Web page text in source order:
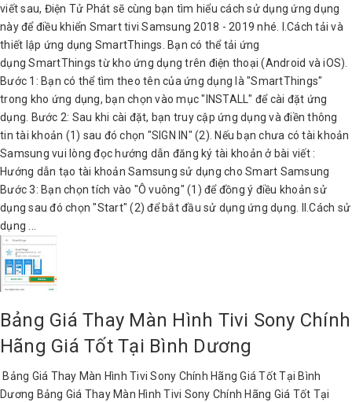
viết sau, Điện Tử Phát sẽ cùng bạn tìm hiểu cách sử dụng ứng dụng
này để điều khiển Smart tivi Samsung 2018 - 2019 nhé. I.Cách tải và
thiết lập ứng dụng SmartThings. Bạn có thể tải ứng
dụng SmartThings từ kho ứng dụng trên điện thoại (Android và iOS).
Bước 1: Bạn có thể tìm theo tên của ứng dụng là "SmartThings"
trong kho ứng dụng, bạn chọn vào mục "INSTALL" để cài đặt ứng
dụng. Bước 2: Sau khi cài đặt, bạn truy cập ứng dụng và điền thông
tin tài khoản (1) sau đó chọn "SIGN IN" (2). Nếu bạn chưa có tài khoản
Samsung vui lòng đọc hướng dẫn đăng ký tài khoản ở bài viết :
Hướng dẫn tạo tài khoản Samsung sử dụng cho Smart Samsung
Bước 3: Bạn chọn tích vào "Ô vuông" (1) để đồng ý điều khoản sử
dụng sau đó chọn "Start" (2) để bắt đầu sử dụng ứng dụng. II.Cách sử
dụng ...
Bảng Giá Thay Màn Hình Tivi Sony Chính
Hãng Giá Tốt Tại Bình Dương
Bảng Giá Thay Màn Hình Tivi Sony Chính Hãng Giá Tốt Tại Bình
Dương Bảng Giá Thay Màn Hình Tivi Sony Chính Hãng Giá Tốt Tại